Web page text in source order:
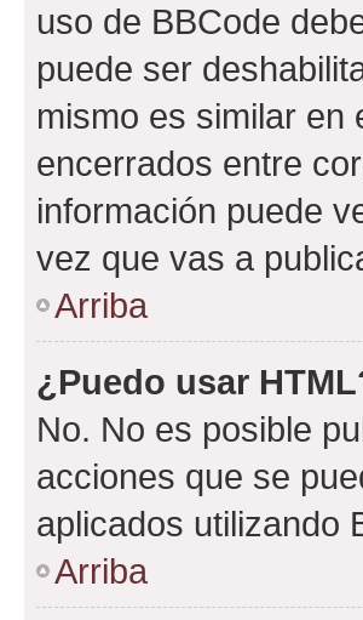
uso de BBCode
puede ser
mismo es similar en
encerrados entre
información puede
vez que vas a
Arriba
¿Puedo usar
No. No es posible
acciones que se
aplicados utilizando
Arriba